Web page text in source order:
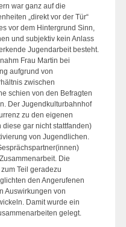
war ganz auf die
„direkt vor der Tür“
vor dem Hintergrund Sinn,
und subjektiv kein Anlass
Jugendarbeit besteht.
Frau Martin bei
aufgrund von
zwischen
schien von den Befragten
Der Jugendkulturbahnhof
zu den eigenen
gar nicht stattfanden)
von Jugendlichen.
Die
Teil geradezu
den Angerufenen
Auswirkungen von
Damit wurde ein
gelegt.